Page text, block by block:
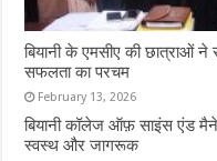
बियानी के एमसीए की छात्राओं ने
सफलता का परचम
February 13, 2026
बियानी कॉलेज ऑफ़ साइंस एंड
स्वस्थ और जागरूक